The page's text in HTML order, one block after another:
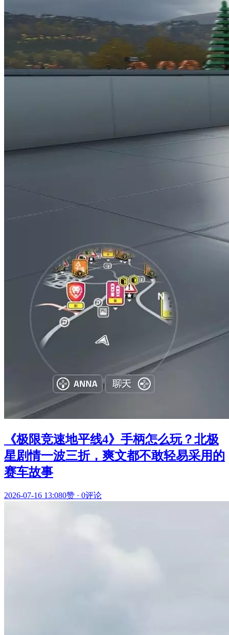
《极限竞速地平线4》手柄怎么玩？北极
星剧情一波三折，爽文都不敢轻易采用的
赛车故事
2026-07-16 13:080赞 · 0评论